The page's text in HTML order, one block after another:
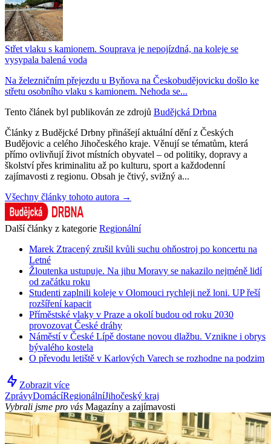
Střet vlaku s kamionem. Souprava je nepojízdná, na koleje se
vysypala balená voda
Na železničním přejezdu u Byňova na Českobudějovicku došlo ke
střetu osobního vlaku s kamionem. Nehoda se...
Tento článek byl publikován ze zdrojů Budějcká Drbna
Články z Budějcké Drbny přinášejí aktuální dění z Českých
Budějovic a celého Jihočeského kraje. Věnují se tématům, která
přímo ovlivňují život místních obyvatel – od politiky, dopravy a
školství přes kriminalitu až po kulturu, sport a každodenní
zajímavosti z regionu. Obsah je čtivý, svižný a...
Všechny články tohoto autora →
Další články z kategorie Regionální
Marek Ztracený zrušil kvůli suchu ohňostroj po koncertu na
Letné
Žloutenka ustupuje. Na jihu Moravy se nakazilo nejméně lidí
od začátku roku
Studenti zaplnili koleje v Olomouci rychleji než loni. UP řeší
rozšíření kapacit
Příměstské vlaky v Praze a okolí budou od roku 2030
provozovat České dráhy
Náměstí v České Lípě dostane novou dlažbu. Vznikne i obrys
bývalého kostela
O převodu letiště v Karlových Varech se rozhodne na podzim
Zobrazit více
ZprávyDomácíRegionálníJihočeský kraj
Vybrali jsme pro vás Magazíny a zajímavosti